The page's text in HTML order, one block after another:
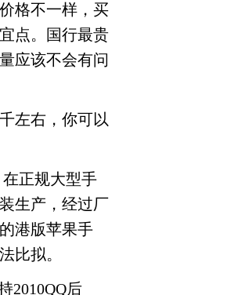
格不一样，买
点。国行最贵
应该不会有问
左右，你可以
正规大型手
生产，经过厂
港版苹果手
比拟。
2010QQ后